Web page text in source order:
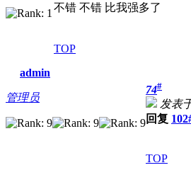
不错 不错 比我强多了
TOP
admin
管理员
74#
发表
回复
TOP